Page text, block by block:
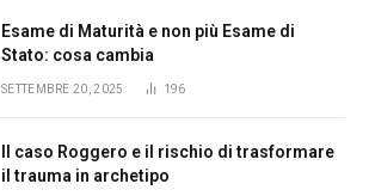
Esame di Maturità e non più Esame di
Stato: cosa cambia
SETTEMBRE 20, 2025 196
Il caso Roggero e il rischio di trasformare
il trauma in archetipo